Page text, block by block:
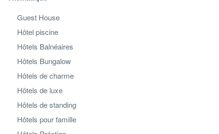
Guest House
Hôtel piscine
Hôtels Balnéaires
Hôtels Bungalow
Hôtels de charme
Hôtels de luxe
Hôtels de standing
Hôtels pour famille